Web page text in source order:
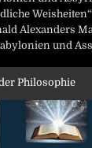
Alexanders
und
Philosophie